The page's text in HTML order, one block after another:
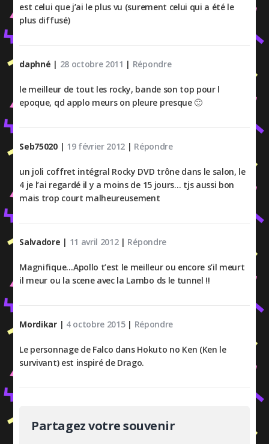
est celui que j’ai le plus vu (surement celui qui a été le
plus diffusé)
daphné | 28 octobre 2011 | Répondre
le meilleur de tout les rocky, bande son top pour l
epoque, qd applo meurs on pleure presque 🙂
Seb75020 | 19 février 2012 | Répondre
un joli coffret intégral Rocky DVD trône dans le salon, le
4 je l’ai regardé il y a moins de 15 jours… tjs aussi bon
mais trop court malheureusement
Salvadore | 11 avril 2012| Répondre
Magnifique…Apollo t’est le meilleur ou encore s’il meurt
il meur ou la scene avec la Lambo ds le tunnel !!
Mordikar | 4 octobre 2015| Répondre
Le personnage de Falco dans Hokuto no Ken (Ken le
survivant) est inspiré de Drago.
Partagez votre souvenir